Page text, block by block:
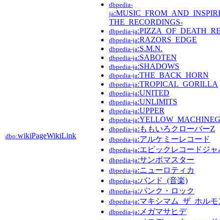
dbo:wikiPageWikiLink
dbpedia-
ja
THE_RECORDINGS-
dbpedia-ja
dbpedia-ja:RAZORS_EDGE
dbpedia-ja:S.M.N.
dbpedia-ja:SABOTEN
dbpedia-ja:SHADOWS
dbpedia-ja:THE_BACK_HORN
dbpedia-ja:TROPICAL_GORILLA
dbpedia-ja:UNITED
dbpedia-ja:UNLIMITS
dbpedia-ja:UPPER
dbpedia-ja
dbpedia-ja:ももいろクローバーZ
dbpedia-ja:アルケミーレコード
dbpedia-ja:エピックレコードジャ
dbpedia-ja:サンボマスター
dbpedia-ja:ニューロティカ
dbpedia-ja:バンド_(音楽)
dbpedia-ja:パンク・ロック
dbpedia-ja:マキシマム_ザ_ホルモ
dbpedia-ja:メガマサヒデ